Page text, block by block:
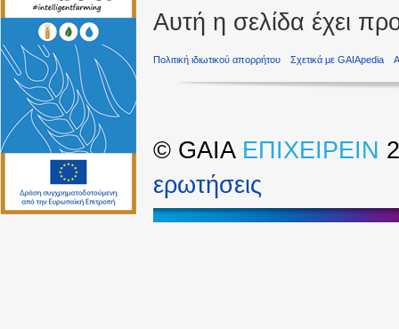
Αυτή η σελίδα έχει
Πολιτική ιδιωτικού απορρήτου Σχετικά με GAIApedia
© GAIA ΕΠΙΧΕΙΡΕΙΝ
ερωτήσεις